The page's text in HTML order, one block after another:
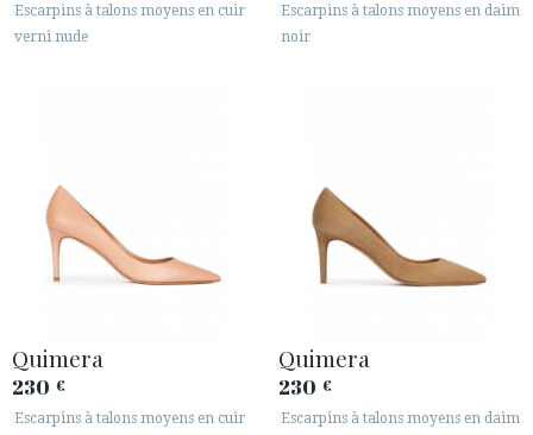
Escarpins à talons moyens en cuir
verni nude
Escarpins à talons moyens en daim
noir
Quimera
230 €
Escarpins à talons moyens en cuir
Quimera
230 €
Escarpins à talons moyens en daim